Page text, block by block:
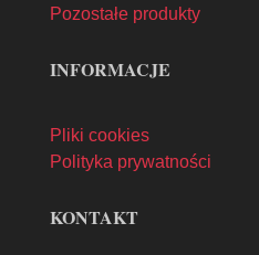
Pozostałe produkty
INFORMACJE
Pliki cookies
Polityka prywatności
KONTAKT